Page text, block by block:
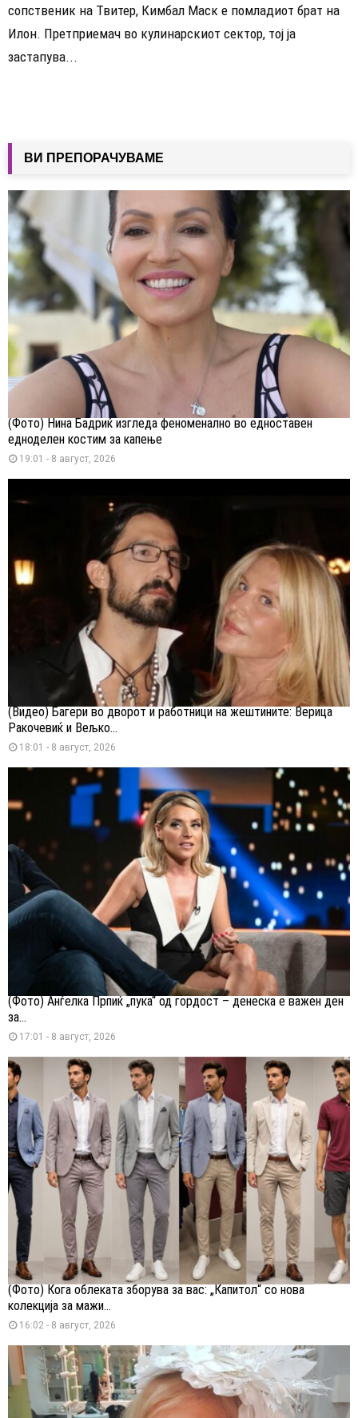
сопственик на Твитер, Кимбал Маск е помладиот брат на
Илон. Претприемач во кулинарскиот сектор, тој ја
застапува...
ВИ ПРЕПОРАЧУВАМЕ
(Фото) Нина Бадриќ изгледа феноменално во едноставен
едноделен костим за капење
19:01 - 8 август, 2026
(Видео) Багери во дворот и работници на жештините: Верица
Ракочевиќ и Вељко...
18:01 - 8 август, 2026
(Фото) Анѓелка Прпиќ „пука“ од гордост – денеска е важен ден
за...
17:01 - 8 август, 2026
(Фото) Кога облеката зборува за вас: „Капитол“ со нова
колекција за мажи...
16:02 - 8 август, 2026